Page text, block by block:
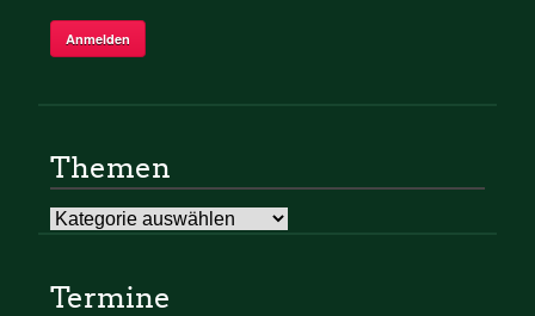
Themen
Themen
Termine